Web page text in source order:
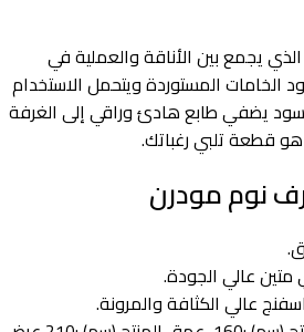
يجمع بين الأناقة والعملية في
المستوردة ويتحمل الاستخدام
يضفي طابع هادئ وراقي إلى الغرفة
قطعة تلبي رغباتك.
نوم​ مودرن
عالي الجودة.
عالي الكثافة والمرونة.